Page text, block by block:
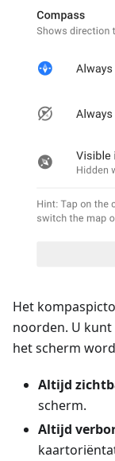
Het
noorden. U
het scherm
Altijd
scherm.
Altijd